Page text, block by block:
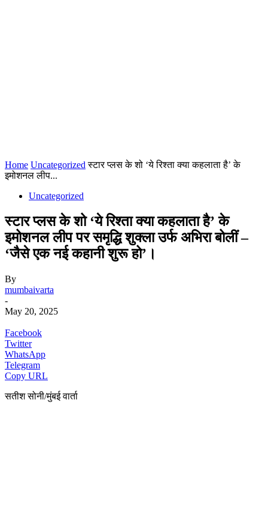
Home Uncategorized स्टार प्लस के शो ‘ये रिश्ता क्या कहलाता है’ के
इमोशनल लीप...
Uncategorized
स्टार प्लस के शो ‘ये रिश्ता क्या कहलाता है’ के
इमोशनल लीप पर समृद्धि शुक्ला उर्फ अभिरा बोलीं –
‘जैसे एक नई कहानी शुरू हो’।
By
mumbaivarta
-
May 20, 2025
Facebook
Twitter
WhatsApp
Telegram
Copy URL
सतीश सोनी/मुंबई वार्ता